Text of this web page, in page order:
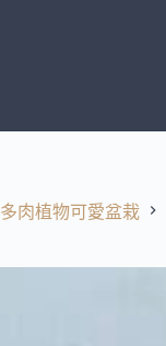
多肉植物可愛盆栽